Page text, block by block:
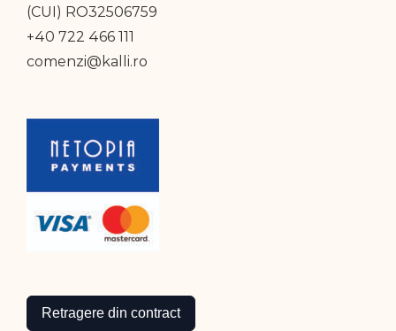
(CUI) RO32506759
+40 722 466 111
comenzi@kalli.ro
Retragere din contract